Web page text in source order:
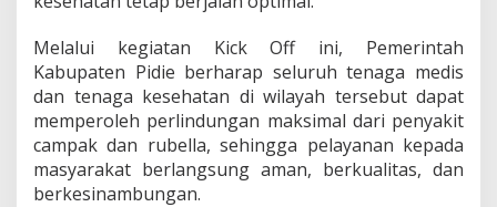
Melalui kegiatan Kick Off ini, Pemerintah
Kabupaten Pidie berharap seluruh tenaga medis
dan tenaga kesehatan di wilayah tersebut dapat
memperoleh perlindungan maksimal dari penyakit
campak dan rubella, sehingga pelayanan kepada
masyarakat berlangsung aman, berkualitas, dan
berkesinambungan.